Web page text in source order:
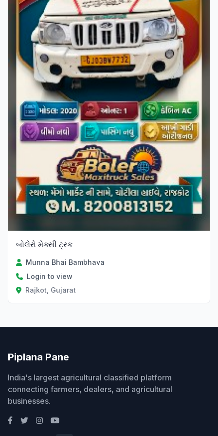
બોલેરો મેક્સી ટ્રક
Munna Bhai Bambhava
Login to view
Rajkot, Gujarat
Piplana Pane
India's largest agricultural classified platform
connecting farmers, dealers, and agricultural
businesses.